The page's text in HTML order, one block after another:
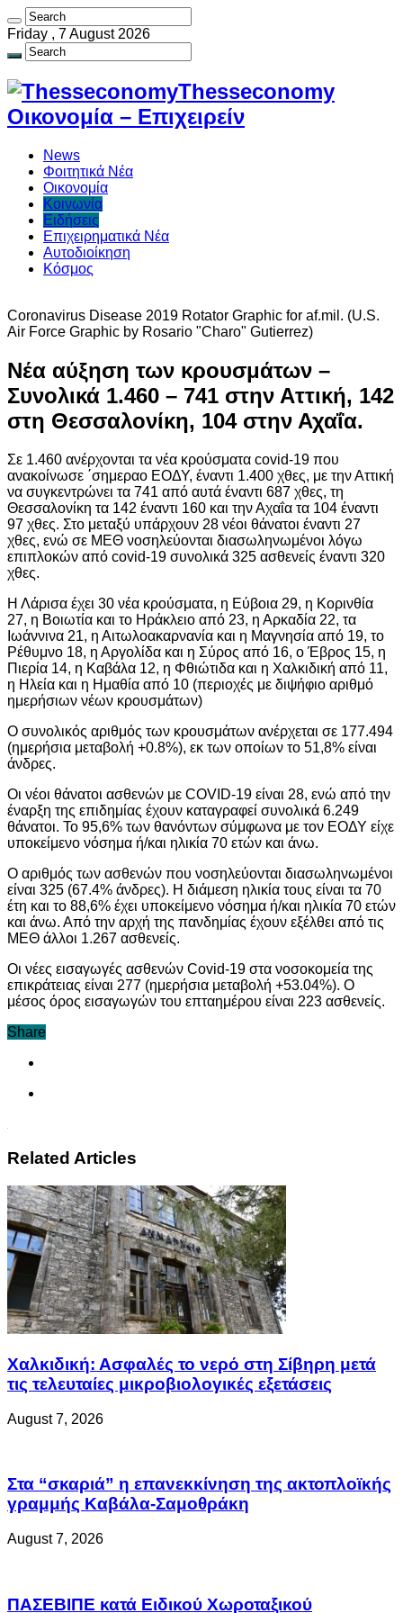
Friday , 7 August 2026
Thesseconomy
Οικονομία – Επιχειρείν
News
Φοιτητικά Νέα
Οικονομία
Κοινωνία
Ειδήσεις
Επιχειρηματικά Νέα
Αυτοδιοίκηση
Κόσμος
Coronavirus Disease 2019 Rotator Graphic for af.mil. (U.S.
Air Force Graphic by Rosario "Charo" Gutierrez)
Νέα αύξηση των κρουσμάτων –
Συνολικά 1.460 – 741 στην Αττική, 142
στη Θεσσαλονίκη, 104 στην Αχαΐα.
Σε 1.460 ανέρχονται τα νέα κρούσματα covid-19 που
ανακοίνωσε ΄σημεραο ΕΟΔΥ, έναντι 1.400 χθες, με την Αττική
να συγκεντρώνει τα 741 από αυτά έναντι 687 χθες, τη
Θεσσαλονίκη τα 142 έναντι 160 και την Αχαΐα τα 104 έναντι
97 χθες. Στο μεταξύ υπάρχουν 28 νέοι θάνατοι έναντι 27
χθες, ενώ σε ΜΕΘ νοσηλεύονται διασωληνωμένοι λόγω
επιπλοκών από covid-19 συνολικά 325 ασθενείς έναντι 320
χθες.
Η Λάρισα έχει 30 νέα κρούσματα, η Εύβοια 29, η Κορινθία
27, η Βοιωτία και το Ηράκλειο από 23, η Αρκαδία 22, τα
Ιωάννινα 21, η Αιτωλοακαρνανία και η Μαγνησία από 19, το
Ρέθυμνο 18, η Αργολίδα και η Σύρος από 16, ο Έβρος 15, η
Πιερία 14, η Καβάλα 12, η Φθιώτιδα και η Χαλκιδική από 11,
η Ηλεία και η Ημαθία από 10 (περιοχές με διψήφιο αριθμό
ημερήσιων νέων κρουσμάτων)
Ο συνολικός αριθμός των κρουσμάτων ανέρχεται σε 177.494
(ημερήσια μεταβολή +0.8%), εκ των οποίων το 51,8% είναι
άνδρες.
Οι νέοι θάνατοι ασθενών με COVID-19 είναι 28, ενώ από την
έναρξη της επιδημίας έχουν καταγραφεί συνολικά 6.249
θάνατοι. Το 95,6% των θανόντων σύμφωνα με τον ΕΟΔΥ είχε
υποκείμενο νόσημα ή/και ηλικία 70 ετών και άνω.
Ο αριθμός των ασθενών που νοσηλεύονται διασωληνωμένοι
είναι 325 (67.4% άνδρες). Η διάμεση ηλικία τους είναι τα 70
έτη και τo 88,6% έχει υποκείμενο νόσημα ή/και ηλικία 70 ετών
και άνω. Από την αρχή της πανδημίας έχουν εξέλθει από τις
ΜΕΘ άλλοι 1.267 ασθενείς.
Οι νέες εισαγωγές ασθενών Covid-19 στα νοσοκομεία της
επικράτειας είναι 277 (ημερήσια μεταβολή +53.04%). Ο
μέσος όρος εισαγωγών του επταημέρου είναι 223 ασθενείς.
Share
Related Articles
Χαλκιδική: Ασφαλές το νερό στη Σίβηρη μετά
τις τελευταίες μικροβιολογικές εξετάσεις
August 7, 2026
Στα “σκαριά” η επανεκκίνηση της ακτοπλοϊκής
γραμμής Καβάλα-Σαμοθράκη
August 7, 2026
ΠΑΣΕΒΙΠΕ κατά Ειδικού Χωροταξικού